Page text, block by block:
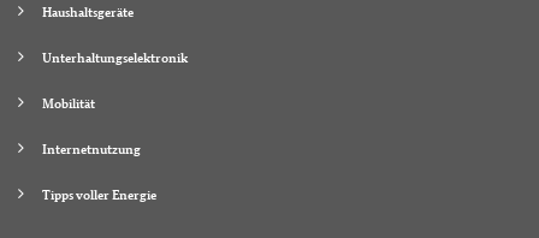
Haushaltsgeräte
Unterhaltungselektronik
Mobilität
Internetnutzung
Tipps voller Energie